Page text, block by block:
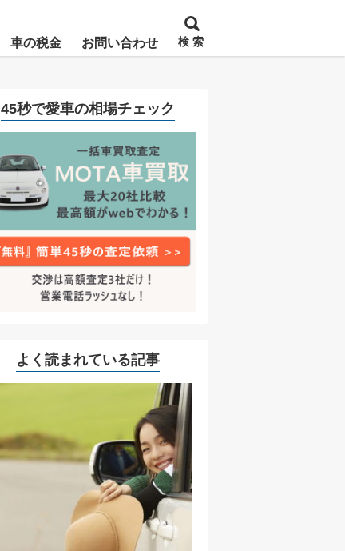
車の税金 お問い合わせ 検 索
45秒で愛車の相場チェック
よく読まれている記事